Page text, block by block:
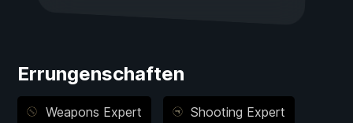
Errungenschaften
Weapons Expert Shooting Expert